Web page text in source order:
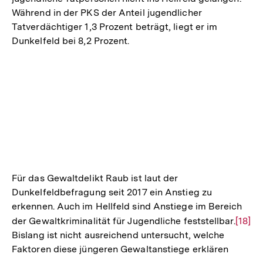
Während in der PKS der Anteil jugendlicher
Tatverdächtiger 1,3 Prozent beträgt, liegt er im
Dunkelfeld bei 8,2 Prozent.
Für das Gewaltdelikt Raub ist laut der
Dunkelfeldbefragung seit 2017 ein Anstieg zu
erkennen. Auch im Hellfeld sind Anstiege im Bereich
der Gewaltkriminalität für Jugendliche feststellbar.Zur
[18]
Bislang ist nicht ausreichend untersucht, welche
Faktoren diese jüngeren Gewaltanstiege erklären